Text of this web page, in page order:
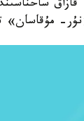
قازاق
مۇقاسان»